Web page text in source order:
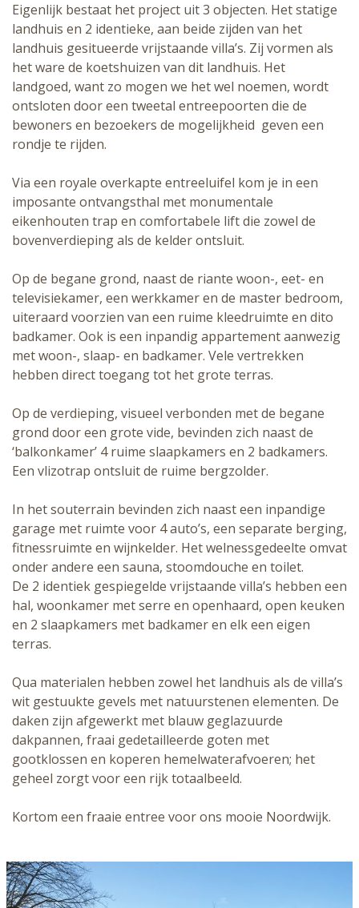
Eigenlijk bestaat het project uit 3 objecten. Het statige
landhuis en 2 identieke, aan beide zijden van het
landhuis gesitueerde vrijstaande villa’s. Zij vormen als
het ware de koetshuizen van dit landhuis. Het
landgoed, want zo mogen we het wel noemen, wordt
ontsloten door een tweetal entreepoorten die de
bewoners en bezoekers de mogelijkheid geven een
rondje te rijden.
Via een royale overkapte entreeluifel kom je in een
imposante ontvangsthal met monumentale
eikenhouten trap en comfortabele lift die zowel de
bovenverdieping als de kelder ontsluit.
Op de begane grond, naast de riante woon-, eet- en
televisiekamer, een werkkamer en de master bedroom,
uiteraard voorzien van een ruime kleedruimte en dito
badkamer. Ook is een inpandig appartement aanwezig
met woon-, slaap- en badkamer. Vele vertrekken
hebben direct toegang tot het grote terras.
Op de verdieping, visueel verbonden met de begane
grond door een grote vide, bevinden zich naast de
‘balkonkamer’ 4 ruime slaapkamers en 2 badkamers.
Een vlizotrap ontsluit de ruime bergzolder.
In het souterrain bevinden zich naast een inpandige
garage met ruimte voor 4 auto’s, een separate berging,
fitnessruimte en wijnkelder. Het welnessgedeelte omvat
onder andere een sauna, stoomdouche en toilet.
De 2 identiek gespiegelde vrijstaande villa’s hebben een
hal, woonkamer met serre en openhaard, open keuken
en 2 slaapkamers met badkamer en elk een eigen
terras.
Qua materialen hebben zowel het landhuis als de villa’s
wit gestuukte gevels met natuurstenen elementen. De
daken zijn afgewerkt met blauw geglazuurde
dakpannen, fraai gedetailleerde goten met
gootklossen en koperen hemelwaterafvoeren; het
geheel zorgt voor een rijk totaalbeeld.
Kortom een fraaie entree voor ons mooie Noordwijk.